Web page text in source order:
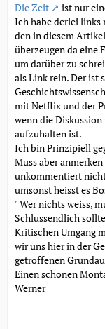
Die Zeit
ist nur
Ich habe derlei links
den in diesem
überzeugen da eine
um darüber zu
als Link rein. Der ist
mit Netflix und der
wenn die
aufzuhalten ist.
Ich bin Prinzipiell
Muss aber
unkommentiert
umsonst heisst es
" Wer nichts weiss,
Schlussendlich
Kritischen Umgang
wir uns hier in der
getroffenen
Einen schönen
Werner